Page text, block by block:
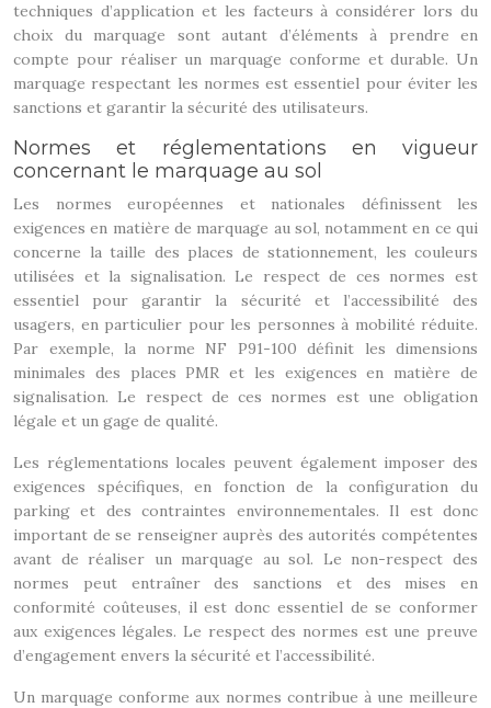
techniques d’application et les facteurs à considérer lors du
choix du marquage sont autant d’éléments à prendre en
compte pour réaliser un marquage conforme et durable. Un
marquage respectant les normes est essentiel pour éviter les
sanctions et garantir la sécurité des utilisateurs.
Normes et réglementations en vigueur
concernant le marquage au sol
Les normes européennes et nationales définissent les
exigences en matière de marquage au sol, notamment en ce qui
concerne la taille des places de stationnement, les couleurs
utilisées et la signalisation. Le respect de ces normes est
essentiel pour garantir la sécurité et l’accessibilité des
usagers, en particulier pour les personnes à mobilité réduite.
Par exemple, la norme NF P91-100 définit les dimensions
minimales des places PMR et les exigences en matière de
signalisation. Le respect de ces normes est une obligation
légale et un gage de qualité.
Les réglementations locales peuvent également imposer des
exigences spécifiques, en fonction de la configuration du
parking et des contraintes environnementales. Il est donc
important de se renseigner auprès des autorités compétentes
avant de réaliser un marquage au sol. Le non-respect des
normes peut entraîner des sanctions et des mises en
conformité coûteuses, il est donc essentiel de se conformer
aux exigences légales. Le respect des normes est une preuve
d’engagement envers la sécurité et l’accessibilité.
Un marquage conforme aux normes contribue à une meilleure